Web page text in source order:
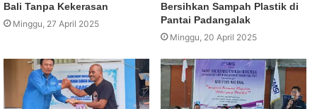
Bali Tanpa Kekerasan
Minggu, 27 April 2025
Bersihkan Sampah Plastik di
Pantai Padangalak
Minggu, 20 April 2025